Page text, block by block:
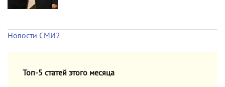
Новости СМИ2
Топ-5 статей этого месяца